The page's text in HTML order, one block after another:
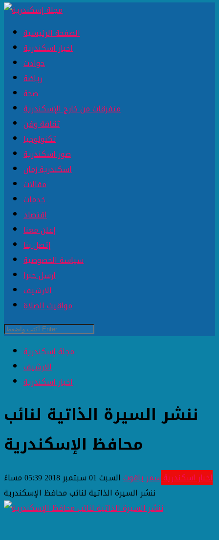
الصفحة الرئيسية
اخبار اسكندرية
حوادث
رياضة
صحة
متفرقات من خارج الإسكندرية
ثقافة وفن
تكنولوجيا
صور اسكندرية
اسكندرية زمان
مقالات
خدمات
اقتصاد
إعلن معنا
إتصل بنا
سياسة الخصوصية
ارسل خبرا
الارشيف
مواقيت الصلاة
مجلة إسكندرية
الارشيف
اخبار اسكندرية
ننشر السيرة الذاتية لنائب
محافظ الإسكندرية
اخبار اسكندريةسمر ياقوت السبت 01 سبتمبر 2018 05:39 مساءً
ننشر السيرة الذاتية لنائب محافظ الإسكندرية